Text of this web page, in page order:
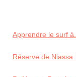
Apprendre le surf à...
Réserve de Niassa